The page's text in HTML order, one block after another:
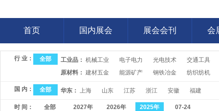
首页
首页
国内展会
国内展会
展会会刊
展会会刊
会
会
行 业： 全部 工业品： 机械工业 电子电力 光电技术
交通工具
原材料： 建材五金 能源矿产 钢铁冶金 纺织纺机
国 内： 全部 华东： 上海 山东 江苏 浙江 安徽 福建
时 间： 全部 2027年 2026年 2025年
07-24